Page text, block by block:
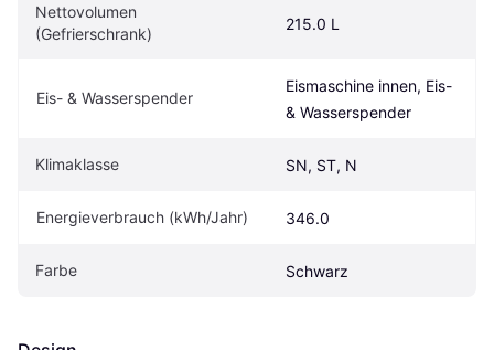
Nettovolumen
(Gefrierschrank)
215.0 L
Eis- & Wasserspender
Eismaschine innen, Eis-
& Wasserspender
Klimaklasse SN, ST, N
Energieverbrauch (kWh/Jahr) 346.0
Farbe Schwarz